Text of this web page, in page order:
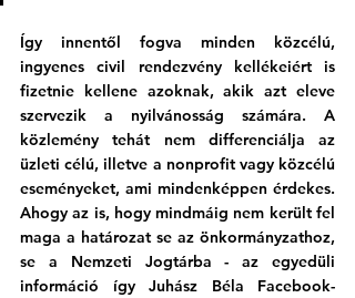
Így innentől fogva minden közcélú,
ingyenes civil rendezvény kellékeiért is
fizetnie kellene azoknak, akik azt eleve
szervezik a nyilvánosság számára. A
közlemény tehát nem differenciálja az
üzleti célú, illetve a nonprofit vagy közcélú
eseményeket, ami mindenképpen érdekes.
Ahogy az is, hogy mindmáig nem került fel
maga a határozat se az önkormányzathoz,
se a Nemzeti Jogtárba - az egyedüli
információ így Juhász Béla Facebook-